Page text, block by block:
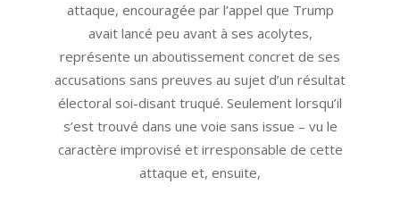
attaque, encouragée par l’appel que Trump
avait lancé peu avant à ses acolytes,
représente un aboutissement concret de ses
accusations sans preuves au sujet d’un résultat
électoral soi-disant truqué. Seulement lorsqu’il
s’est trouvé dans une voie sans issue – vu le
caractère improvisé et irresponsable de cette
attaque et, ensuite,